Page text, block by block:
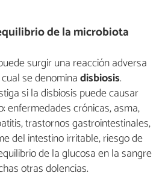
de la microbiota
surgir una reacción adversa
se denominadisbiosis.
si la disbiosis puede causar
enfermedades crónicas, asma,
trastornos gastrointestinales,
del intestino irritable, riesgo de
de la glucosa en la sangre
otras dolencias.